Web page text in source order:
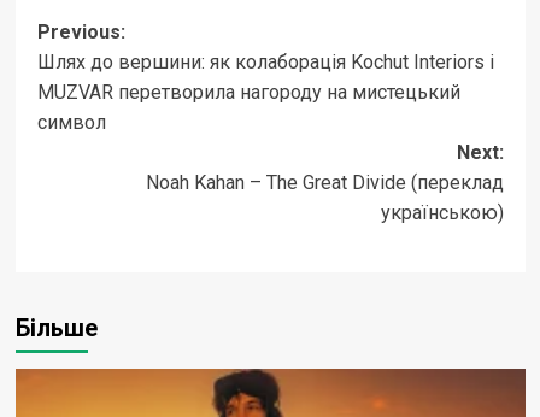
Post
navigation
Previous:
Шлях до вершини: як колаборація Kochut Interiors і
MUZVAR перетворила нагороду на мистецький
символ
Next:
Noah Kahan – The Great Divide (переклад
українською)
Більше